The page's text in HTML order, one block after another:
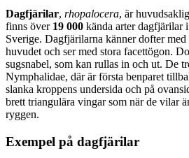
Dagfjärilar, rhopalocera, är
finns över 19 000 kända arter dagfjärilar
Sverige. Dagfjärilarna känner dofter
huvudet och ser med stora facettögon.
sugsnabel, som kan rullas in och ut. De
Nymphalidae, där är första benparet
slanka kroppens undersida och på
brett triangulära vingar som när de vilar
ryggen.
Exempel på dagfjärilar